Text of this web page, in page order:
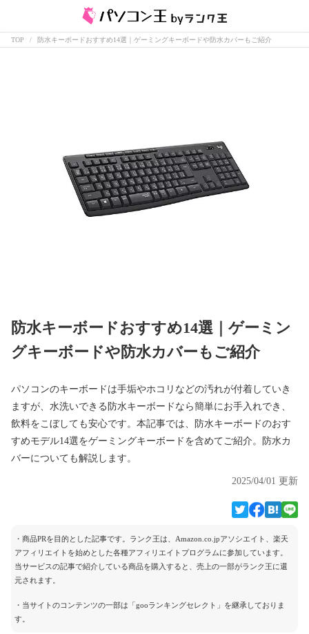
TOP 防水キーボードおすすめ14選｜ゲーミングキーボードや防水カバーもご紹介
防水キーボードおすすめ14選｜ゲーミン
グキーボードや防水カバーもご紹介
パソコンのキーボードは手垢やホコリなどの汚れが付着していき
ますが、水洗いできる防水キーボードなら簡単にお手入れでき、
飲料をこぼしても安心です。本記事では、防水キーボードのおす
すめモデル14選をゲーミングキーボードを含めてご紹介。防水カ
バーについても解説します。
2025/04/01 更新
・商品PRを目的とした記事です。ランク王は、Amazon.co.jpアソシエイト、楽天
アフィリエイトを始めとした各種アフィリエイトプログラムに参加しています。
当サービスの記事で紹介している商品を購入すると、売上の一部がランク王に還
元されます。
・当サイトのコンテンツの一部は「gooランキングセレクト」を継承しておりま
す。